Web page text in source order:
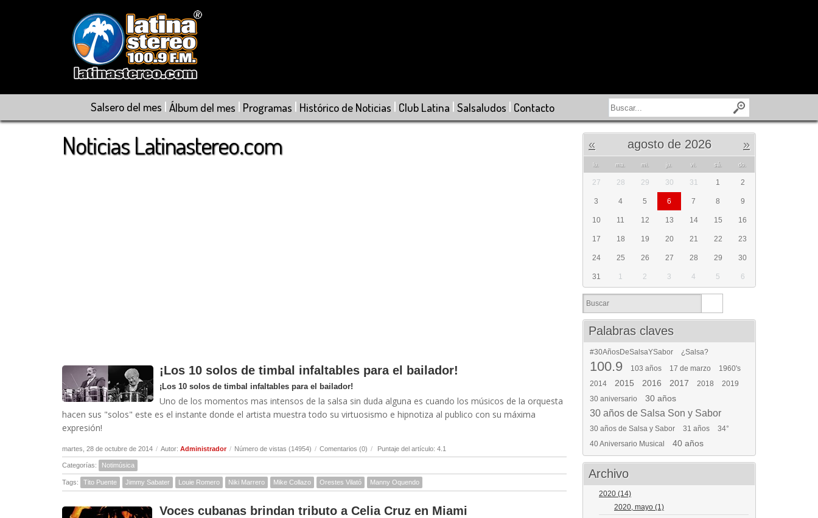
Salsero del mes | Álbum del mes | Programas | Histórico de Noticias | Club Latina | Salsaludos | Contacto
Noticias Latinastereo.com
¡Los 10 solos de timbal infaltables para el bailador!
¡Los 10 solos de timbal infaltables para el bailador!
Uno de los momentos mas intensos de la salsa sin duda alguna es cuando los músicos de la orquesta
hacen sus "solos" este es el instante donde el artista muestra todo su virtuosismo e hipnotiza al publico con su máxima
expresión!
martes, 28 de octubre de 2014 / Autor: Administrador / Número de vistas (14954) / Comentarios (0) / Puntaje del artículo: 4.1
Categorías: Notimúsica
Tags: Tito Puente Jimmy Sabater Louie Romero Niki Marrero Mike Collazo Orestes Vilató Manny Oquendo
Voces cubanas brindan tributo a Celia Cruz en Miami
« agosto de 2026 »
lu. ma. mi. ju. vi. sá. do.
27 28 29 30 31 1 2
3 4 5 6 7 8 9
10 11 12 13 14 15 16
17 18 19 20 21 22 23
24 25 26 27 28 29 30
31 1 2 3 4 5 6
Palabras claves
#30AñosDeSalsaYSabor ¿Salsa?
100.9 103 años 17 de marzo
1960's
2014
2015 2016 2017 2018
2019
30 aniversario
30 años
30 años de Salsa Son y Sabor
30 años de Salsa y Sabor 31 años
34°
40 Aniversario Musical
40 años
Archivo
2020 (14)
2020, mayo (1)